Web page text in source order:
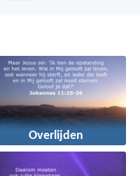
Overlijden